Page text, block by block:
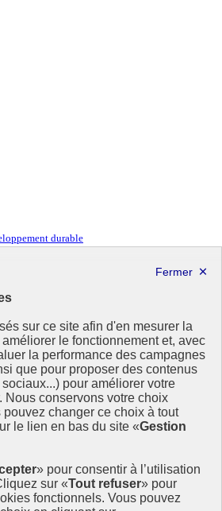
sur ce site afin d'en mesurer la
le fonctionnement et, avec
la performance des campagnes
que pour proposer des contenus
pour améliorer votre
Nous conservons votre choix
changer ce choix à tout
le lien en bas du site «Gestion
» pour consentir à l’utilisation
sur «Tout refuser» pour
fonctionnels. Vous pouvez
durable
de référence concernant l’Agenda
la France. Il valorise la mobilisation de
une nouvelle fenêtre
une nouvelle fenêtre
ouvre une nouvelle fenêtre